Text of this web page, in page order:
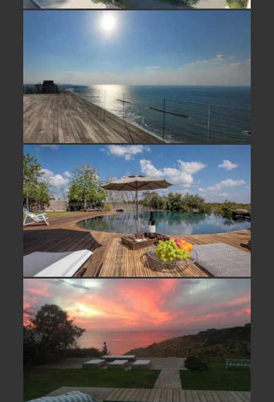
דירה על הים למכירה בתל אביב
וילה יוקרתית למכירה קרוב לתל אביב
על גבעה מוקפת טבע מול נוף פתוח
וילה למכירה קו ראשון לים בארסוף –
לא אקטואלי